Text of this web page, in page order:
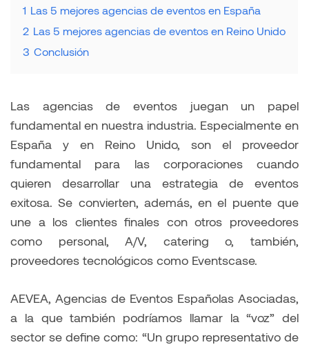
1 Las 5 mejores agencias de eventos en España
2 Las 5 mejores agencias de eventos en Reino Unido
3 Conclusión
Las agencias de eventos juegan un papel
fundamental en nuestra industria. Especialmente en
España y en Reino Unido, son el proveedor
fundamental para las corporaciones cuando
quieren desarrollar una estrategia de eventos
exitosa. Se convierten, además, en el puente que
une a los clientes finales con otros proveedores
como personal, A/V, catering o, también,
proveedores tecnológicos como Eventscase.
AEVEA, Agencias de Eventos Españolas Asociadas,
a la que también podríamos llamar la “voz” del
sector se define como: “Un grupo representativo de